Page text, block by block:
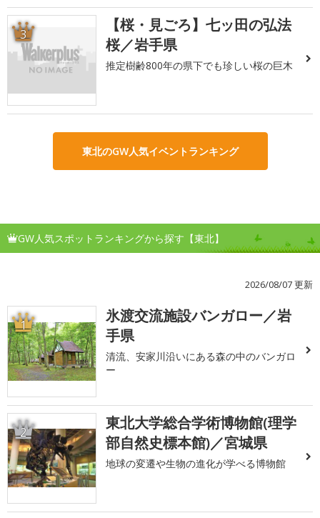
3
【桜・見ごろ】七ッ田の弘法
桜／岩手県
推定樹齢800年の県下でも珍しい桜の巨木
東北のGW人気イベントランキング
GW人気スポットランキングから探す【東北】
2026/08/07 更新
1
氷渡交流施設バンガロー／岩
手県
清流、安家川沿いにある森の中のバンガロ
ー
2
東北大学総合学術博物館(理学
部自然史標本館)／宮城県
地球の変遷や生物の進化が学べる博物館